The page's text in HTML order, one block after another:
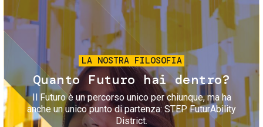
Immagine
LA NOSTRA FILOSOFIA
Quanto Futuro hai dentro?
Il Futuro è un percorso unico per chiunque, ma ha
anche un unico punto di partenza: STEP FuturAbility
District.